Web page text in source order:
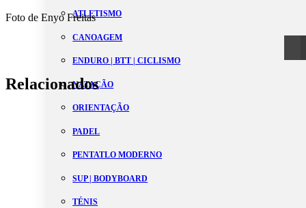
ATLETISMO
CANOAGEM
ENDURO | BTT | CICLISMO
NATAÇÃO
ORIENTAÇÃO
PADEL
PENTATLO MODERNO
SUP | BODYBOARD
TÉNIS
Foto de Enyo Freitas
Relacionados